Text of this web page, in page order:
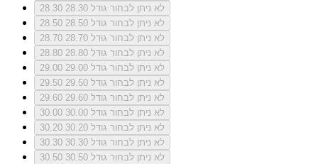
28.30
לא ניתן לבחור גודל 28.30
28.50
לא ניתן לבחור גודל 28.50
28.70
לא ניתן לבחור גודל 28.70
28.80
לא ניתן לבחור גודל 28.80
29.00
לא ניתן לבחור גודל 29.00
29.50
לא ניתן לבחור גודל 29.50
29.60
לא ניתן לבחור גודל 29.60
30.00
לא ניתן לבחור גודל 30.00
30.20
לא ניתן לבחור גודל 30.20
30.30
לא ניתן לבחור גודל 30.30
30.50
לא ניתן לבחור גודל 30.50